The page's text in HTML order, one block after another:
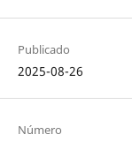
Publicado
2025-08-26
Número